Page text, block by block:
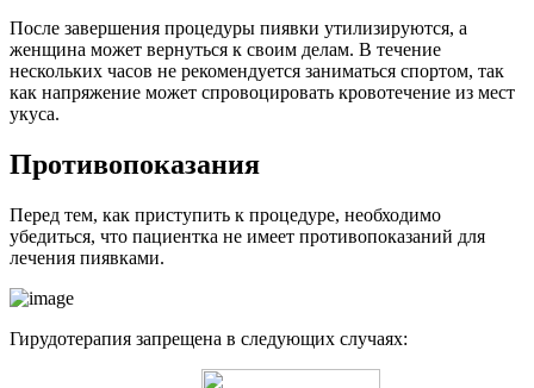
После завершения процедуры пиявки утилизируются, а
женщина может вернуться к своим делам. В течение
нескольких часов не рекомендуется заниматься спортом, так
как напряжение может спровоцировать кровотечение из мест
укуса.
Противопоказания
Перед тем, как приступить к процедуре, необходимо
убедиться, что пациентка не имеет противопоказаний для
лечения пиявками.
Гирудотерапия запрещена в следующих случаях: